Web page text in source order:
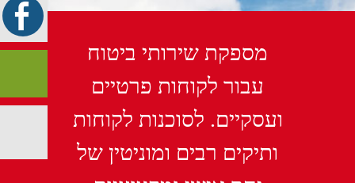
ועסקיים. לסוכנות לקוחות
יחס אישי ומקצועיות
חסרת פשרות.
צרו קשר